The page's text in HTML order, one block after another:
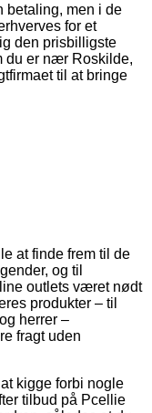
betaling, men i de
for et
den prisbilligste
du er nær Roskilde,
til at bringe
at finde frem til de
og til
outlets været nødt
produkter – til
herrer –
fragt uden
kigge forbi nogle
tilbud på Pcellie